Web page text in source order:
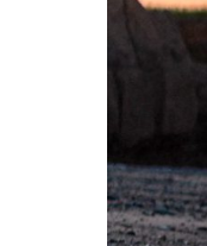
Hit enter to